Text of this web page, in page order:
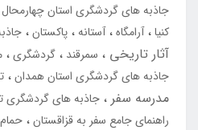
جاذبه های گردشگری استان
کنیا آرامگاه آستانه پاکستان
آثار تاریخی سمرقند گردشگری
جاذبه های گردشگری استان همدان
مدرسه سفر
جاذبه های گردشگری
راهنمای جامع سفر به قزاقستان حمام